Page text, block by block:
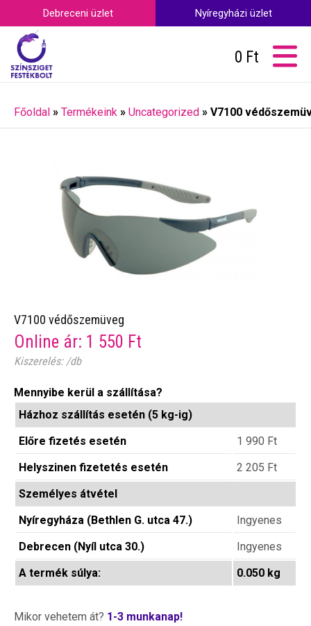
Debreceni üzlet Nyíregyházi üzlet
0 Ft
Főoldal » Termékeink » Uncategorized » V7100
V7100 védőszemüveg
Online ár: 1 550 Ft
Kiszerelés: /db
Mennyibe kerül a szállítása?
Házhoz szállítás esetén (5 kg-ig)
Előre fizetés esetén
1 990 Ft
Helyszinen fizetetés esetén
2 205 Ft
Személyes átvétel
Nyíregyháza (Bethlen G. utca 47.)
Ingyenes
Debrecen (Nyíl utca 30.)
Ingyenes
A termék súlya:
0.050 kg
Mikor vehetem át? 1-3 munkanap!